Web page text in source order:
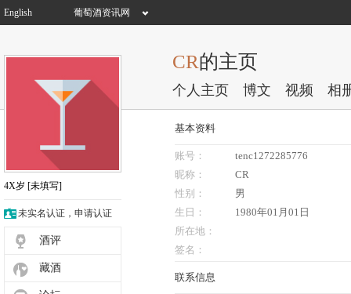
English 葡萄酒资讯网
CR的主页
个人主页 博文 视频 相
4X岁 [未填写]
未实名认证，申请认证
酒评
藏酒
基本资料
账号：
tenc1272285776
昵称：
CR
性别：
男
生日：
1980年01月01日
所在地：
签名：
联系信息